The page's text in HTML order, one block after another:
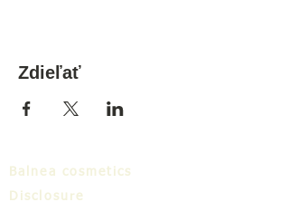
prezentáciou produktov na rodinnej plantáži
Minimálny počet prihlásených: 4 osoby
Opatrenia COVID 19 - aktuálne
protiepidemiologické opatrenia platné v deň
konania výletu!
Zdieľať
Balnea cosmetics
Disclosure